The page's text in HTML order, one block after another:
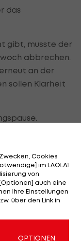
das
gibt, musste der
abbrechen.
an der
sollen Klarheit
2021 riss
ehe er sich
2023
Cookies
im LAOLA1
von
auch eine
Ihre Einstellungen
über den Link in
OPTIONEN